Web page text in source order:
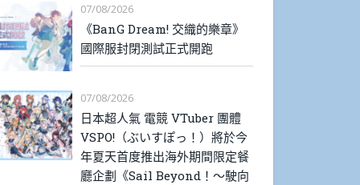
07/08/2026
《BanG Dream! 交織的樂章》
國際服封閉測試正式開跑
07/08/2026
日本超人氣 電競 VTuber 團體
VSPO!（ぶいすぽっ！）將於今
年夏天首度推出海外期間限定餐
廳企劃《Sail Beyond！～駛向